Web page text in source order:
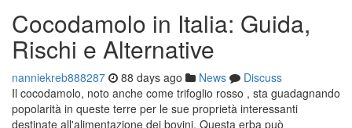
Cocodamolo in Italia: Guida,
Rischi e Alternative
nanniekreb888287 88 days ago News
Discuss
Il cocodamolo, noto anche come trifoglio rosso , sta guadagnando
popolarità in queste terre per le sue proprietà interessanti
destinate all'alimentazione dei bovini. Questa erba può